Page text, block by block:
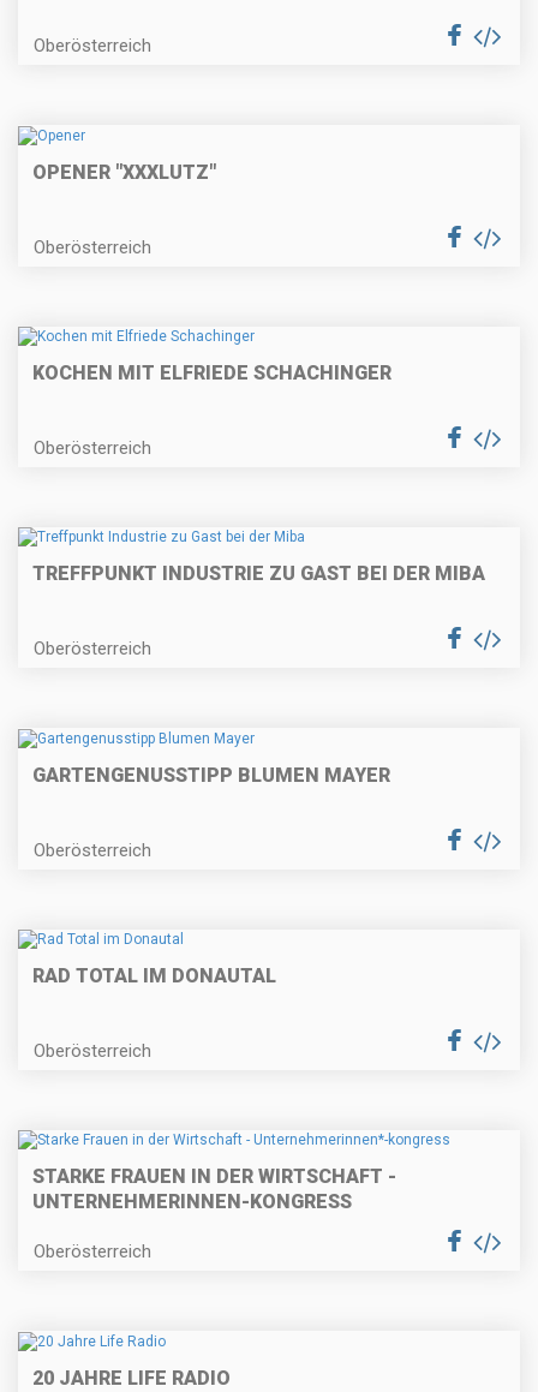
Oberösterreich
OPENER "XXXLUTZ"
Oberösterreich
KOCHEN MIT ELFRIEDE SCHACHINGER
Oberösterreich
TREFFPUNKT INDUSTRIE ZU GAST BEI DER MIBA
Oberösterreich
GARTENGENUSSTIPP BLUMEN MAYER
Oberösterreich
RAD TOTAL IM DONAUTAL
Oberösterreich
STARKE FRAUEN IN DER WIRTSCHAFT -
UNTERNEHMERINNEN -KONGRESS
Oberösterreich
20 JAHRE LIFE RADIO